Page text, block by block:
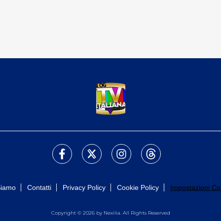
Contatti Privacy Policy Cookie Policy Impostazioni
Copyright © 2026 by Nexilia. All Rights Reserved